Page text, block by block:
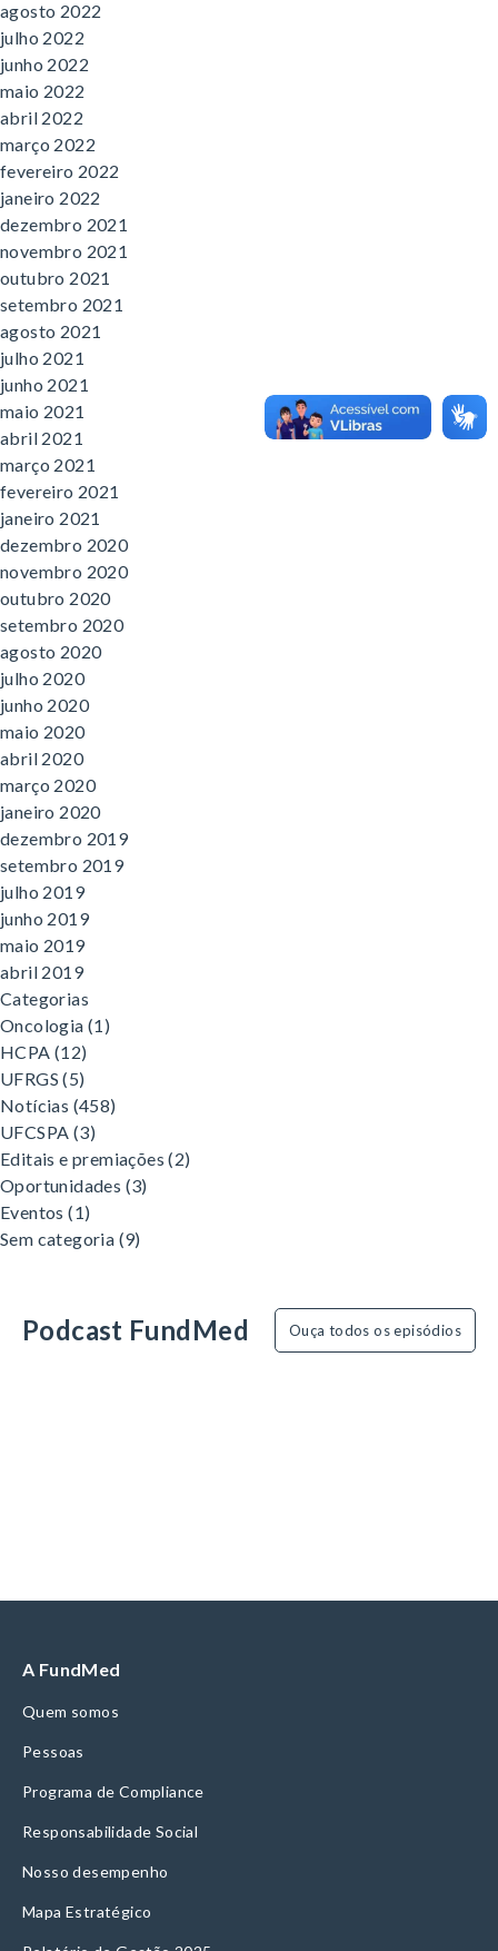
agosto 2022
julho 2022
junho 2022
maio 2022
abril 2022
março 2022
fevereiro 2022
janeiro 2022
dezembro 2021
novembro 2021
outubro 2021
setembro 2021
agosto 2021
julho 2021
junho 2021
maio 2021
abril 2021
março 2021
fevereiro 2021
janeiro 2021
dezembro 2020
novembro 2020
outubro 2020
setembro 2020
agosto 2020
julho 2020
junho 2020
maio 2020
abril 2020
março 2020
janeiro 2020
dezembro 2019
setembro 2019
julho 2019
junho 2019
maio 2019
abril 2019
Categorias
Oncologia (1)
HCPA (12)
UFRGS (5)
Notícias (458)
UFCSPA (3)
Editais e premiações (2)
Oportunidades (3)
Eventos (1)
Sem categoria (9)
Podcast FundMed Ouça todos os episódios
A FundMed
Quem somos
Pessoas
Programa de Compliance
Responsabilidade Social
Nosso desempenho
Mapa Estratégico